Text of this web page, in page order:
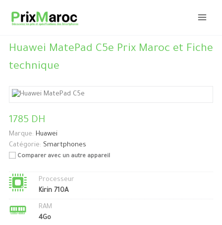
Huawei MatePad C5e Prix Maroc et Fiche
technique
1785 DH
Marque: Huawei
Catégorie: Smartphones
Comparer avec un autre appareil
Processeur
Kirin 710A
RAM
4Go